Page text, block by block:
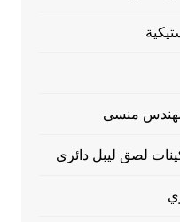
منسى
لصق ليبل دائرى